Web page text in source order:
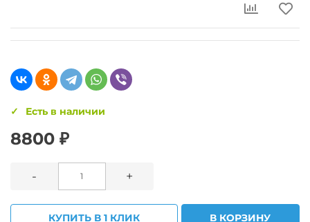
Есть в наличии
8800 ₽
- +
КУПИТЬ В 1 КЛИК В КОРЗИНУ